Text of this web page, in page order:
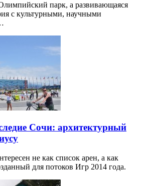
парк, а развивающаяся
с культурными, научными
Сочи: архитектурный
не как список арен, а как
для потоков Игр 2014 года.